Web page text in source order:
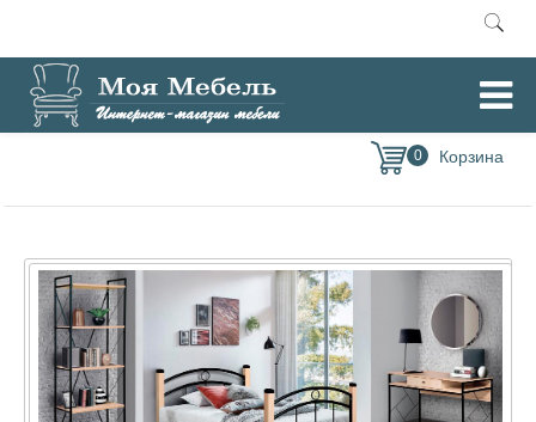
Главная / Спальни / Модульная спальня Скарлетт (Олмеко)
0